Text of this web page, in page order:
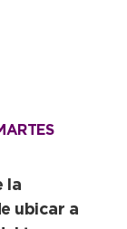
la
ubicar a